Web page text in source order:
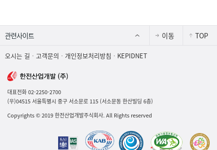
오시는 길 고객문의 개인정보처리방침 KEPIDNET
이동 TOP
대표전화 02-2250-2700
(우)04515 서울특별시 중구 서소문로 115 (서소문동 한산빌딩 6층)
Copyrights©2019 한전산업개발주식회사. All Rights reserved